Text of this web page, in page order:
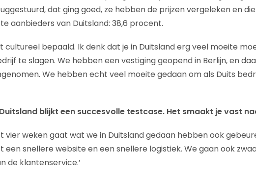
dat ging goed, ze hebben de prijzen vergeleken en
aanbieders van Duitsland: 38,6 procent.
cultureel bepaald. Ik denk dat je in Duitsland erg veel moeite
te slagen. We hebben een vestiging geopend in Berlijn, en
We hebben echt veel moeite gedaan om als Duits
blijkt een succesvolle testcase. Het smaakt je vast
vier weken gaat wat we in Duitsland gedaan hebben ook
een snellere website en een snellere logistiek. We gaan ook
de klantenservice.’